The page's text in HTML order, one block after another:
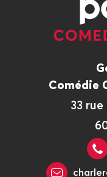
Comédie
33